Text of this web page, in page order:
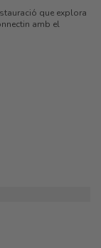
que explora
amb el